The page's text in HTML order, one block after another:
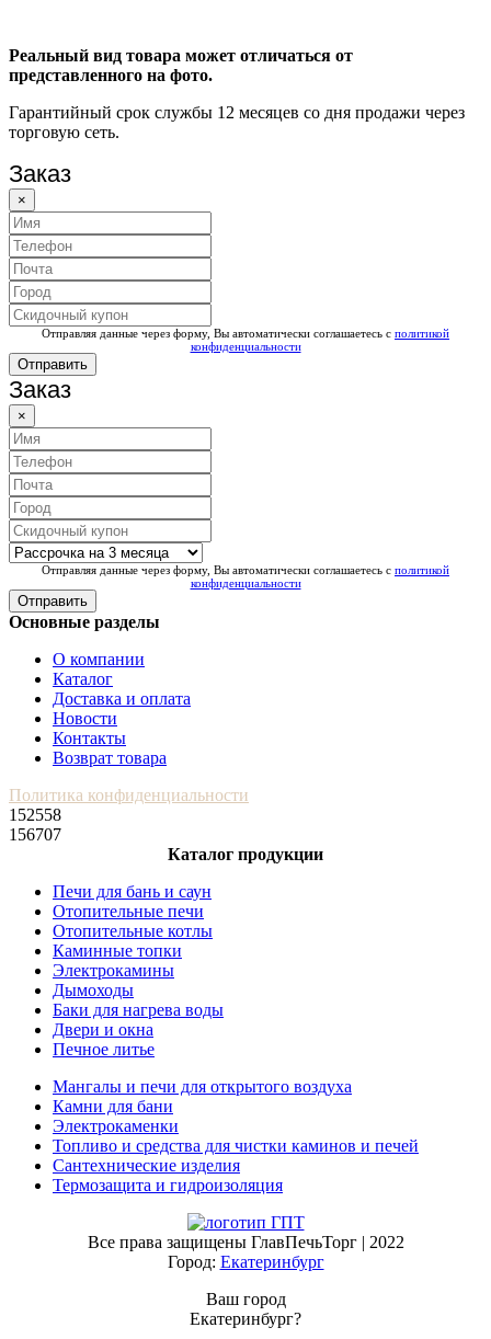
Реальный вид товара может отличаться от
представленного на фото.
Гарантийный срок службы 12 месяцев со дня продажи через
торговую сеть.
Заказ
×
Отправляя данные через форму, Вы автоматически соглашаетесь с политикой
конфиденциальности
Отправить
Заказ
×
Отправляя данные через форму, Вы автоматически соглашаетесь с политикой
конфиденциальности
Отправить
Основные разделы
О компании
Каталог
Доставка и оплата
Новости
Контакты
Возврат товара
Политика конфиденциальности
152558
156707
Каталог продукции
Печи для бань и саун
Отопительные печи
Отопительные котлы
Каминные топки
Электрокамины
Дымоходы
Баки для нагрева воды
Двери и окна
Печное литье
Мангалы и печи для открытого воздуха
Камни для бани
Электрокаменки
Топливо и средства для чистки каминов и печей
Сантехнические изделия
Термозащита и гидроизоляция
Все права защищены ГлавПечьТорг | 2022
Город: Екатеринбург
Ваш город
Екатеринбург?